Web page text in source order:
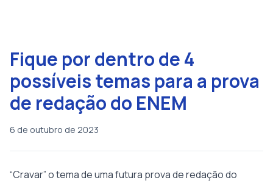
Fique por dentro de 4
possíveis temas para a prova
de redação do ENEM
6 de outubro de 2023
“Cravar” o tema de uma futura prova de redação do